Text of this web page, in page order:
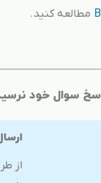
مطالعه کنید.
سوال خود
از